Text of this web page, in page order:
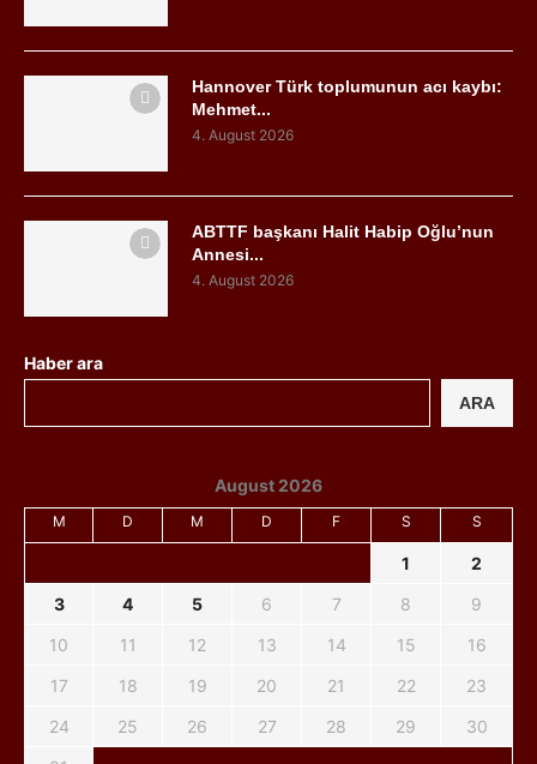
Hannover Türk toplumunun acı kaybı:
Mehmet...
4. August 2026
ABTTF başkanı Halit Habip Oğlu’nun
Annesi...
4. August 2026
Haber ara
ARA
August 2026
M D M D F S S
1
2
3
4 5 6 7 8
9
10
11 12 13 14 15
16
17
18 19 20 21 22
23
24
25 26 27 28 29
30